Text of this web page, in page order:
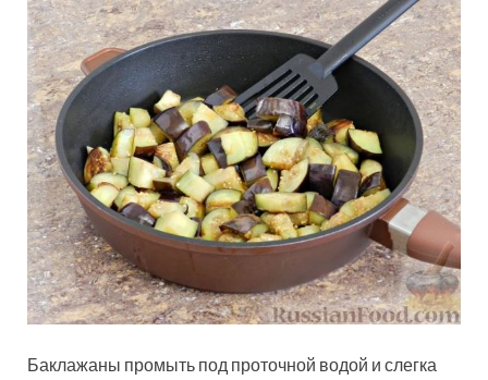
Баклажаны промыть под проточной водой и слегка